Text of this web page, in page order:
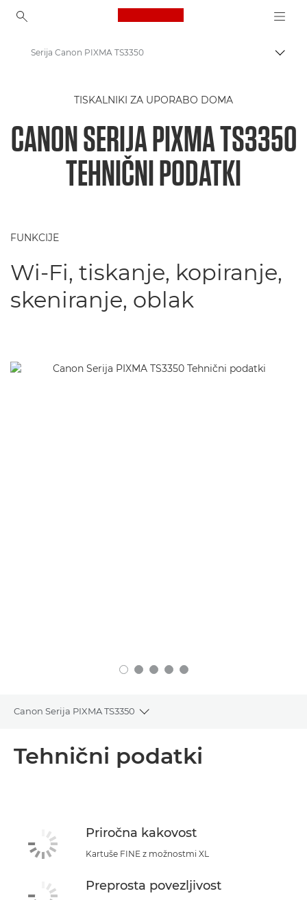
Canon Logo, back to
Tiskalniki Canon
Serija Canon PIXMA TS3350
Serija Canon PIXMA TS3350
TISKALNIKI ZA UPORABO DOMA
CANON SERIJA PIXMA TS3350
TEHNIČNI PODATKI
FUNKCIJE
Wi-Fi, tiskanje, kopiranje,
skeniranje, oblak
Canon Serija PIXMA TS3350
Toggle breadcrumbs
NAKUP ČRNILA
Tehnični podatki
Priročna kakovost
Kartuše FINE z možnostmi XL
Preprosta povezljivost